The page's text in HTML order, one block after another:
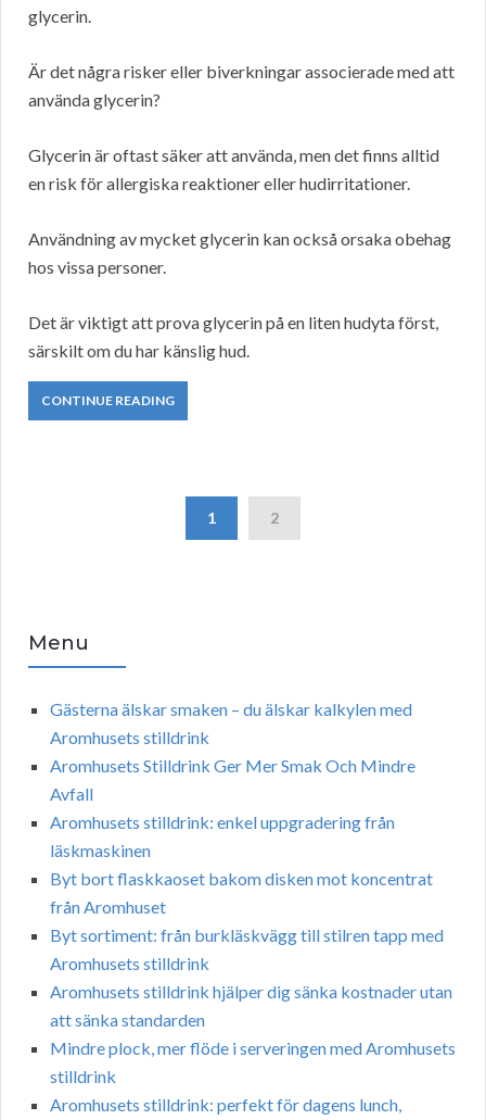
glycerin.
Är det några risker eller biverkningar associerade med att
använda glycerin?
Glycerin är oftast säker att använda, men det finns alltid
en risk för allergiska reaktioner eller hudirritationer.
Användning av mycket glycerin kan också orsaka obehag
hos vissa personer.
Det är viktigt att prova glycerin på en liten hudyta först,
särskilt om du har känslig hud.
CONTINUE READING
1 2
Menu
Gästerna älskar smaken – du älskar kalkylen med
Aromhusets stilldrink
Aromhusets Stilldrink Ger Mer Smak Och Mindre
Avfall
Aromhusets stilldrink: enkel uppgradering från
läskmaskinen
Byt bort flaskkaoset bakom disken mot koncentrat
från Aromhuset
Byt sortiment: från burkläskvägg till stilren tapp med
Aromhusets stilldrink
Aromhusets stilldrink hjälper dig sänka kostnader utan
att sänka standarden
Mindre plock, mer flöde i serveringen med Aromhusets
stilldrink
Aromhusets stilldrink: perfekt för dagens lunch,